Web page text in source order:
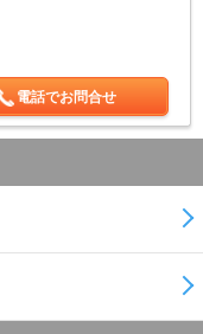
電話でお問合せ